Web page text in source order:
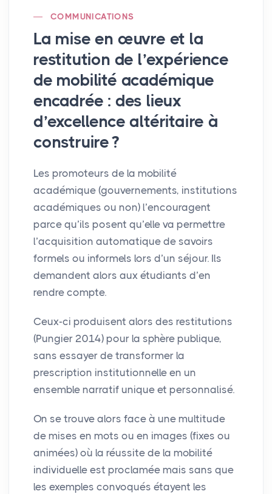
COMMUNICATIONS
La mise en œuvre et la
restitution de l’expérience
de mobilité académique
encadrée : des lieux
d’excellence altéritaire à
construire?
Les promoteurs de la mobilité
académique (gouvernements, institutions
académiques ou non) l’encouragent
parce qu’ils posent qu’elle va permettre
l’acquisition automatique de savoirs
formels ou informels lors d’un séjour. Ils
demandent alors aux étudiants d’en
rendre compte.
Ceux-ci produisent alors des restitutions
(Pungier 2014) pour la sphère publique,
sans essayer de transformer la
prescription institutionnelle en un
ensemble narratif unique et personnalisé.
On se trouve alors face à une multitude
de mises en mots ou en images (fixes ou
animées) où la réussite de la mobilité
individuelle est proclamée mais sans que
les exemples convoqués étayent les